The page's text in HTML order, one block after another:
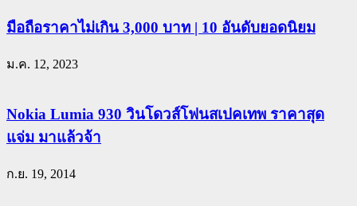
มือถือราคาไม่เกิน 3,000 บาท | 10 อันดับยอดนิยม
ม.ค. 12, 2023
Nokia Lumia 930 วินโดวส์โฟนสเปคเทพ ราคาสุด
แจ่ม มาแล้วจ้า
ก.ย. 19, 2014